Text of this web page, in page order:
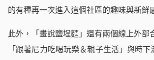
的有種再一次進入這個社區的趣味與新鮮
此外，「畫說鹽埕麵」還有兩個線上外部
「跟著尼力吃喝玩樂＆親子生活」與時